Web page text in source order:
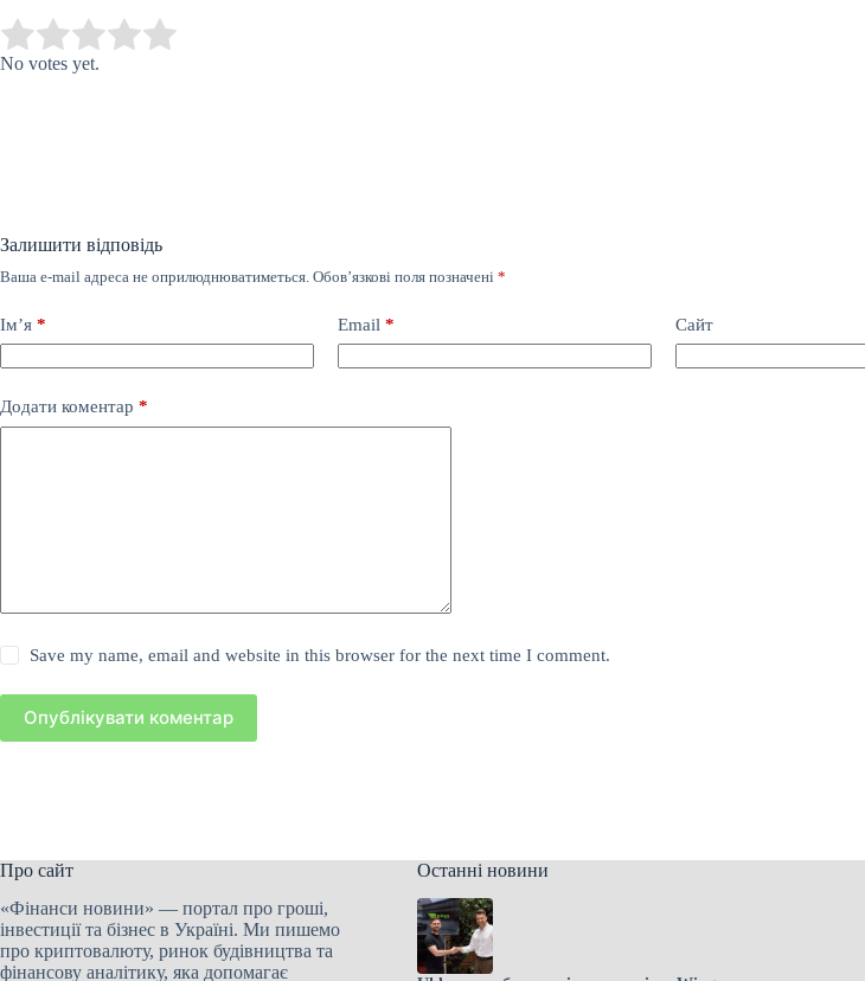
Rate this item:
No votes yet.
Залишити відповідь
Ваша e-mail адреса не оприлюднюватиметься. Обов’язкові поля позначені *
Ім’я * Email * Сайт
Додати коментар *
Save my name, email and website in this browser for the next time I comment.
Опублікувати коментар
Про сайт
«Фінанси новини» — портал про гроші,
інвестиції та бізнес в Україні. Ми пишемо
про криптовалюту, ринок будівництва та
фінансову аналітику, яка допомагає
Останні новини